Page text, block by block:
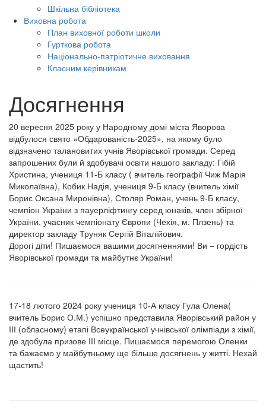
Шкільна бібліотека
Виховна робота
План виховної роботи школи
Гурткова робота
Національно-патріотичне виховання
Класним керівникам
Досягнення
20 вересня 2025 року у Народному домі міста Яворова
відбулося свято «Обдарованість-2025», на якому було
відзначено талановитих учнів Яворівської громади. Серед
запрошених були й здобувачі освіти нашого закладу: Гібій
Христина, учениця 11-Б класу ( вчитель географії Чиж Марія
Миколаївна), Кобик Надія, учениця 9-Б класу (вчитель хімії
Борис Оксана Миронівна), Столяр Роман, учень 9-Б класу,
чемпіон України з пауерліфтингу серед юнаків, член збірної
України, учасник чемпіонату Європи (Чехія, м. Плзень) та
директор закладу Труняк Сергій Віталійович.
Дорогі діти! Пишаємося вашими досягненнями! Ви – гордість
Яворівської громади та майбутнє України!
17-18 лютого 2024 року учениця 10-А класу Гула Олена(
вчитель Борис О.М.) успішно представила Яворівський район у
ІІІ (обласному) етапі Всеукраїнської учнівської олімпіади з хімії,
де здобула призове ІІІ місце. Пишаємося перемогою Оленки
та бажаємо у майбутньому ще більше досягнень у житті. Нехай
щастить!